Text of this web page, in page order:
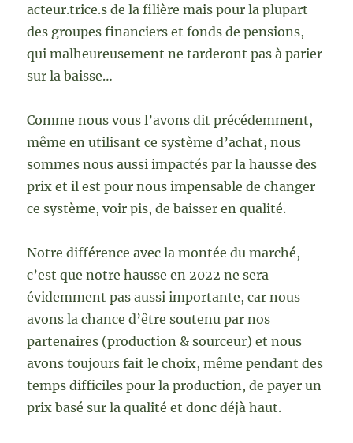
acteur.trice.s de la filière mais pour la plupart
des groupes financiers et fonds de pensions,
qui malheureusement ne tarderont pas à parier
sur la baisse…
Comme nous vous l’avons dit précédemment,
même en utilisant ce système d’achat, nous
sommes nous aussi impactés par la hausse des
prix et il est pour nous impensable de changer
ce système, voir pis, de baisser en qualité.
Notre différence avec la montée du marché,
c’est que notre hausse en 2022 ne sera
évidemment pas aussi importante, car nous
avons la chance d’être soutenu par nos
partenaires (production & sourceur) et nous
avons toujours fait le choix, même pendant des
temps difficiles pour la production, de payer un
prix basé sur la qualité et donc déjà haut.